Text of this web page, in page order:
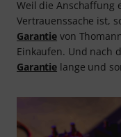
Weil die Anschaffung
Vertrauenssache ist,
Garantie von
Einkaufen. Und nach
Garantie lange und